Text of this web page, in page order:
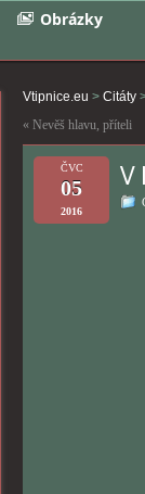
Obrázky
Vtipnice.eu > Citáty
« Nevěš hlavu, příteli
ČVC
05
2016
V